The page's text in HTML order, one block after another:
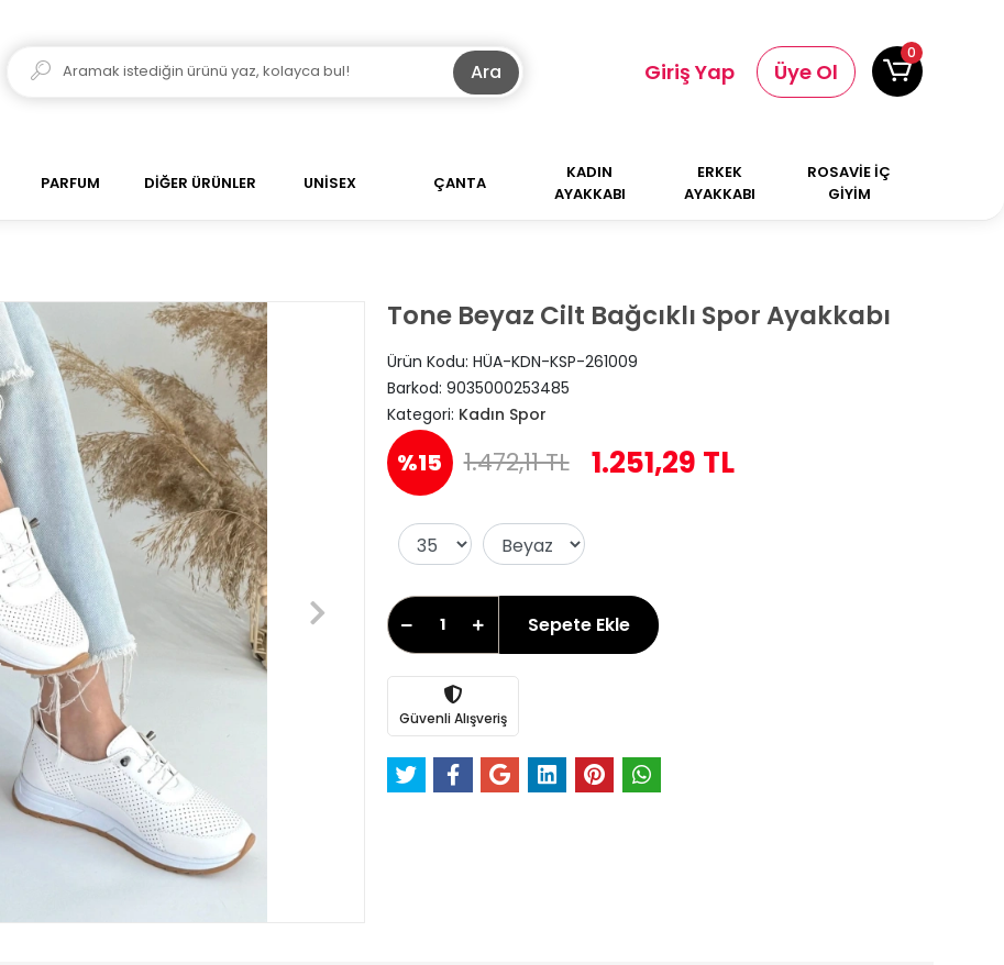
Ara Giriş Yap Üye Ol
0
PARFUM DİĞER ÜRÜNLER UNİSEX ÇANTA
KADIN
AYAKKABI
ERKEK
AYAKKABI
ROSAVİE İÇ
GİYİM
Tone Beyaz Cilt Bağcıklı Spor Ayakkabı
Ürün Kodu: HÜA-KDN-KSP-261009
Barkod: 9035000253485
Kategori: Kadın Spor
%15 1.472,11 TL 1.251,29 TL
Sepete Ekle
Güvenli Alışveriş